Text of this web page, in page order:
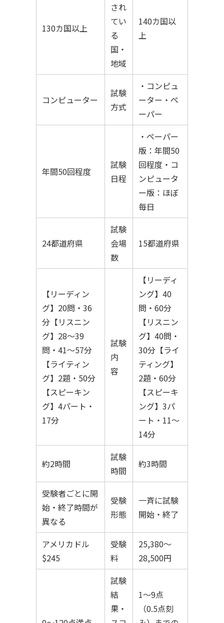
130カ国以上
され
てい
る
国・
地域
140カ国以
上
コンピューター
試験
方式
・コンピュ
ーター・ペ
ーパー
年間50回程度
試験
日程
・ペーパー
版：年間50
回程度・コ
ンピュータ
ー版：ほぼ
毎日
24都道府県
試験
会場
数
15都道府県
【リーディン
グ】20問・36
分【リスニン
グ】28〜39
問・41〜57分
【ライティン
グ】2題・50分
【スピーキン
グ】4パート・
17分
試験
内
容
【リーディ
ング】40
問・60分
【リスニン
グ】40問・
30分【ライ
ティング】
2題・60分
【スピーキ
ング】3パ
ート・11〜
14分
約2時間
試験
時間
約3時間
受験者ごとに開
始・終了時間が
異なる
受験
形態
一斉に試験
開始・終了
アメリカドル
$245
受験
料
25,380〜
28,500円
試験
結
果・
1〜9点
（0.5点刻